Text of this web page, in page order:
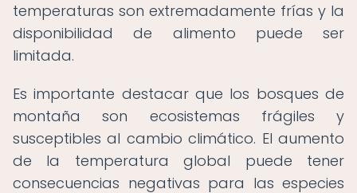
temperaturas son extremadamente frías y la
disponibilidad de alimento puede ser
limitada.
Es importante destacar que los bosques de
montaña son ecosistemas frágiles y
susceptibles al cambio climático. El aumento
de la temperatura global puede tener
consecuencias negativas para las especies